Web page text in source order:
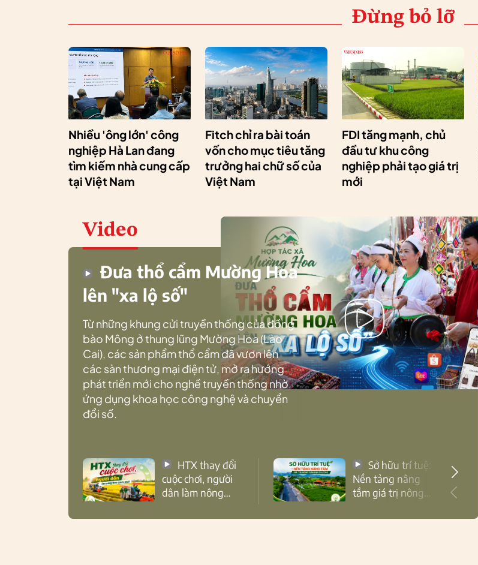
Đừng bỏ lỡ
Nhiều 'ông lớn' công
nghiệp Hà Lan đang
tìm kiếm nhà cung cấp
tại Việt Nam
Fitch chỉ ra bài toán
vốn cho mục tiêu tăng
trưởng hai chữ số của
Việt Nam
FDI tăng mạnh, chủ
đầu tư khu công
nghiệp phải tạo giá trị
mới
Video
Đưa thổ cẩm Mường Hoa
lên "xa lộ số"
Từ những khung cửi truyền thống của đồng
bào Mông ở thung lũng Mường Hoa (Lào
Cai), các sản phẩm thổ cẩm đã vươn lên
các sàn thương mại điện tử, mở ra hướng
phát triển mới cho nghề truyền thống nhờ
ứng dụng khoa học công nghệ và chuyển
đổi số.
cuộc chơi, người
dân làm nông
Nền tảng nâng
tầm giá trị nông